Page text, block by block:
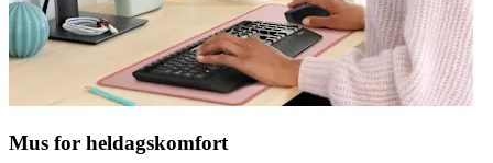
Mus for heldagskomfort